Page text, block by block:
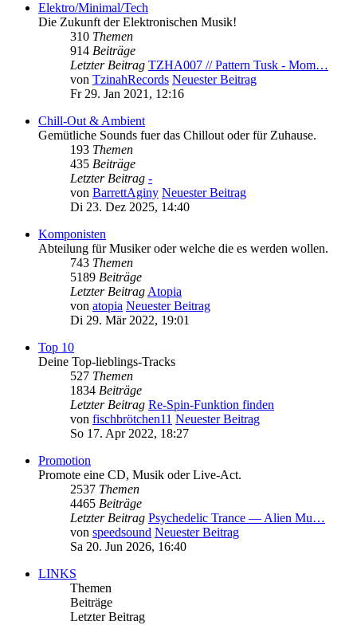
Elektro/Minimal/Tech
Die Zukunft der Elektronischen Musik!
310 Themen
914 Beiträge
Letzter Beitrag TZHA007 // Pattern Tusk - Mom…
von TzinahRecords Neuester Beitrag
Fr 29. Jan 2021, 12:16
Chill-Out & Ambient
Gemütliche Sounds fuer das Chillout oder für Zuhause.
193 Themen
435 Beiträge
Letzter Beitrag -
von BarrettAginy Neuester Beitrag
Di 23. Dez 2025, 14:40
Komponisten
Abteilung für Musiker oder welche die es werden wollen.
743 Themen
5189 Beiträge
Letzter BeitragAtopia
von atopia Neuester Beitrag
Di 29. Mär 2022, 19:01
Top 10
Deine Top-lieblings-Tracks
527 Themen
1834 Beiträge
Letzter Beitrag Re-Spin-Funktion finden
von fischbrötchen11 Neuester Beitrag
So 17. Apr 2022, 18:27
Promotion
Promote eine CD, Musik oder Live-Act.
2537 Themen
4465 Beiträge
Letzter Beitrag Psychedelic Trance — Alien Mu…
von speedsound Neuester Beitrag
Sa 20. Jun 2026, 16:40
LINKS
Themen
Beiträge
Letzter Beitrag